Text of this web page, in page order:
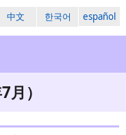
中文 한국어 español
）